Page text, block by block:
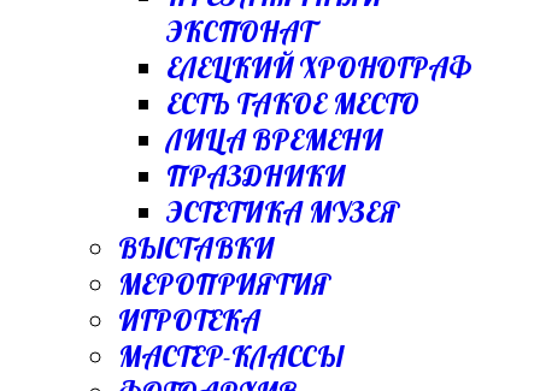
ЭКСПОНАТ
ЕЛЕЦКИЙ ХРОНОГРАФ
ЕСТЬ ТАКОЕ МЕСТО
ЛИЦА ВРЕМЕНИ
ПРАЗДНИКИ
ЭСТЕТИКА МУЗЕЯ
ВЫСТАВКИ
МЕРОПРИЯТИЯ
ИГРОТЕКА
МАСТЕР-КЛАССЫ